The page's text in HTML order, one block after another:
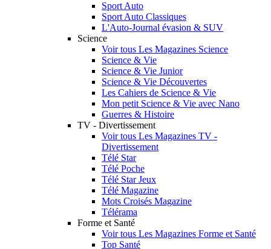
Sport Auto
Sport Auto Classiques
L'Auto-Journal évasion & SUV
Science
Voir tous Les Magazines Science
Science & Vie
Science & Vie Junior
Science & Vie Découvertes
Les Cahiers de Science & Vie
Mon petit Science & Vie avec Nano
Guerres & Histoire
TV - Divertissement
Voir tous Les Magazines TV -
Divertissement
Télé Star
Télé Poche
Télé Star Jeux
Télé Magazine
Mots Croisés Magazine
Télérama
Forme et Santé
Voir tous Les Magazines Forme et Santé
Top Santé